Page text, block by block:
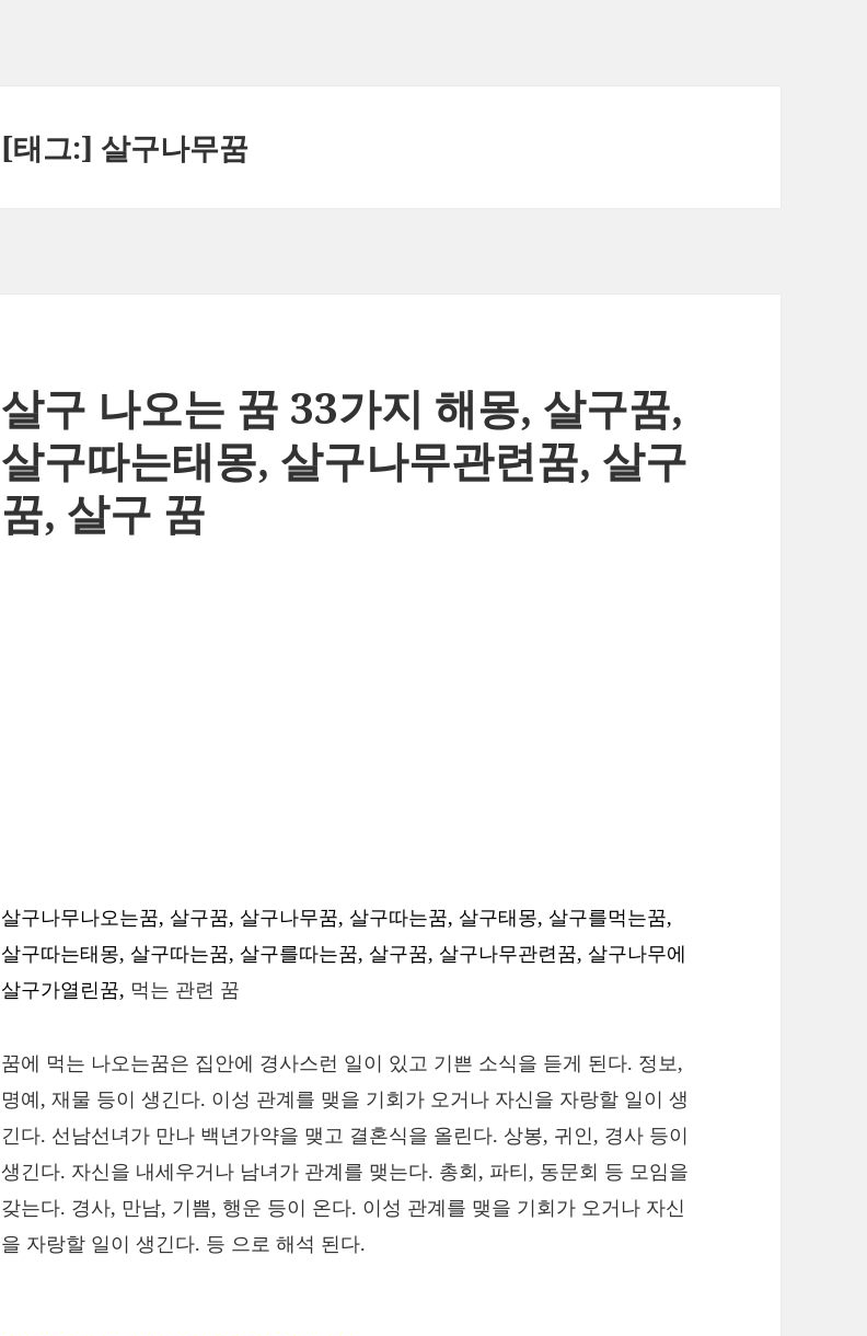
[태그:] 살구나무꿈
살구 나오는 꿈 33가지 해몽, 살구꿈,
살구따는태몽, 살구나무관련꿈, 살구
꿈, 살구 꿈
살구나무나오는꿈, 살구꿈, 살구나무꿈, 살구따는꿈, 살구태몽, 살구를먹는꿈,
살구따는태몽, 살구따는꿈, 살구를따는꿈, 살구꿈, 살구나무관련꿈, 살구나무에
살구가열린꿈, 먹는 관련 꿈
꿈에 먹는 나오는꿈은 집안에 경사스런 일이 있고 기쁜 소식을 듣게 된다. 정보,
명예, 재물 등이 생긴다. 이성 관계를 맺을 기회가 오거나 자신을 자랑할 일이 생
긴다. 선남선녀가 만나 백년가약을 맺고 결혼식을 올린다. 상봉, 귀인, 경사 등이
생긴다. 자신을 내세우거나 남녀가 관계를 맺는다. 총회, 파티, 동문회 등 모임을
갖는다. 경사, 만남, 기쁨, 행운 등이 온다. 이성 관계를 맺을 기회가 오거나 자신
을 자랑할 일이 생긴다. 등 으로 해석 된다.